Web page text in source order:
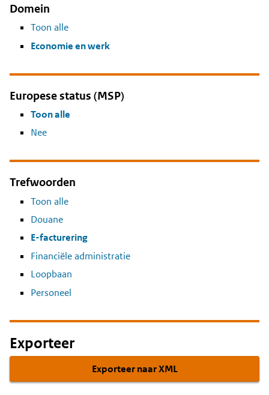
Domein
Toon alle
Economie en werk
Europese status (MSP)
Toon alle
Nee
Trefwoorden
Toon alle
Douane
E-facturering
Financiële administratie
Loopbaan
Personeel
Exporteer
Exporteer naar XML